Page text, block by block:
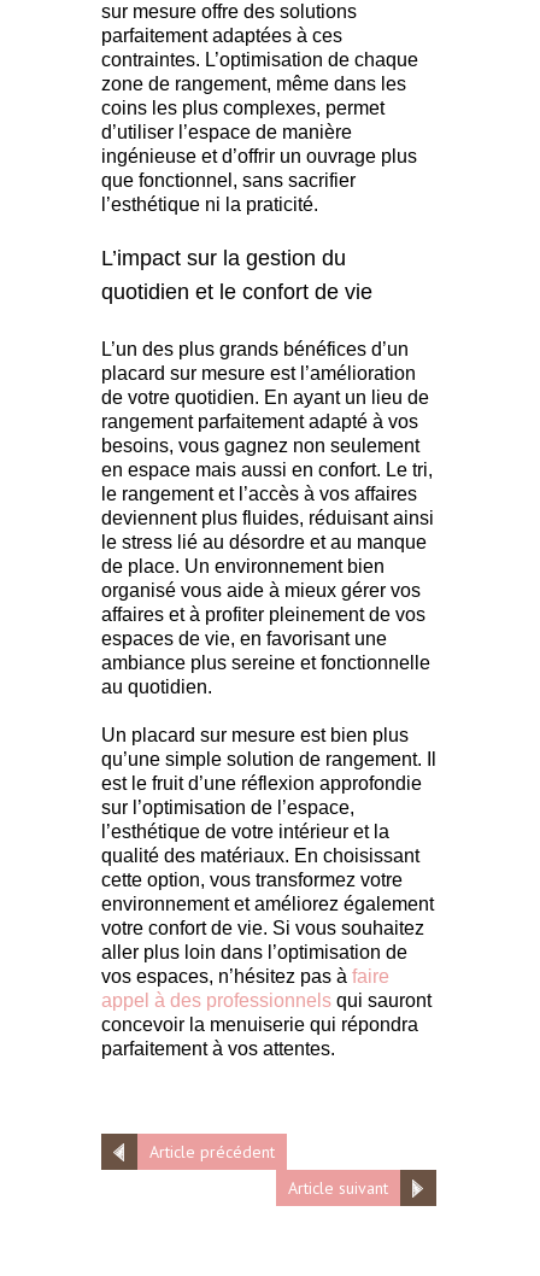
sur mesure offre des solutions
parfaitement adaptées à ces
contraintes. L’optimisation de chaque
zone de rangement, même dans les
coins les plus complexes, permet
d’utiliser l’espace de manière
ingénieuse et d’offrir un ouvrage plus
que fonctionnel, sans sacrifier
l’esthétique ni la praticité.
L’impact sur la gestion du
quotidien et le confort de vie
L’un des plus grands bénéfices d’un
placard sur mesure est l’amélioration
de votre quotidien. En ayant un lieu de
rangement parfaitement adapté à vos
besoins, vous gagnez non seulement
en espace mais aussi en confort. Le tri,
le rangement et l’accès à vos affaires
deviennent plus fluides, réduisant ainsi
le stress lié au désordre et au manque
de place. Un environnement bien
organisé vous aide à mieux gérer vos
affaires et à profiter pleinement de vos
espaces de vie, en favorisant une
ambiance plus sereine et fonctionnelle
au quotidien.
Un placard sur mesure est bien plus
qu’une simple solution de rangement. Il
est le fruit d’une réflexion approfondie
sur l’optimisation de l’espace,
l’esthétique de votre intérieur et la
qualité des matériaux. En choisissant
cette option, vous transformez votre
environnement et améliorez également
votre confort de vie. Si vous souhaitez
aller plus loin dans l’optimisation de
vos espaces, n’hésitez pas à faire
appel à des professionnels qui sauront
concevoir la menuiserie qui répondra
parfaitement à vos attentes.
Article précédent
Article suivant